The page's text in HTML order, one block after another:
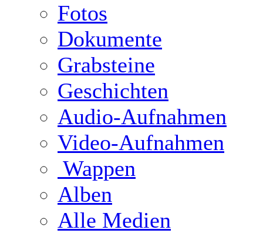
Fotos
Dokumente
Grabsteine
Geschichten
Audio-Aufnahmen
Video-Aufnahmen
Wappen
Alben
Alle Medien